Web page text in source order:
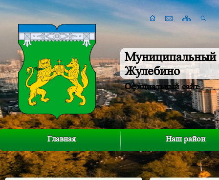
Муниципальный
Жулебино
Официальный сайт
Главная Наш район